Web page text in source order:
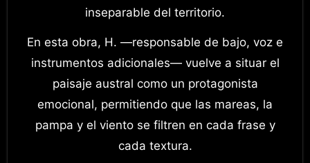
inseparable del territorio.
En esta obra, H. —responsable de bajo, voz e
instrumentos adicionales— vuelve a situar el
paisaje austral como un protagonista
emocional, permitiendo que las mareas, la
pampa y el viento se filtren en cada frase y
cada textura.